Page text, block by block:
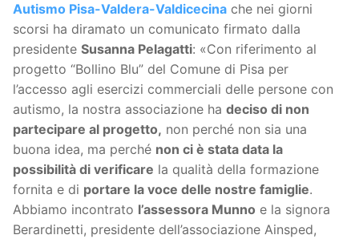
Autismo Pisa-Valdera-Valdicecina che nei giorni
scorsi ha diramato un comunicato firmato dalla
presidente Susanna Pelagatti: «Con riferimento al
progetto “Bollino Blu” del Comune di Pisa per
l’accesso agli esercizi commerciali delle persone con
autismo, la nostra associazione ha deciso di non
partecipare al progetto, non perché non sia una
buona idea, ma perché non ci è stata data la
possibilità di verificare la qualità della formazione
fornita e di portare la voce delle nostre famiglie.
Abbiamo incontrato l’assessora Munno e la signora
Berardinetti, presidente dell’associazione Ainsped,